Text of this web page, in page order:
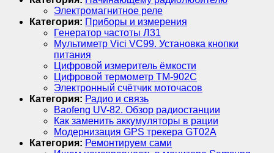
Электромагнитное реле
Категория: Приборы и измерения
Генератор частоты Л31
Мультиметр Vici VC99. Установка кнопки
питания
Цифровой измеритель ёмкости
Цифровой термометр ТМ-902С
Электронный счётчик моточасов
Категория: Радио и связь
Baofeng UV-82. Обзор радиостанции
Как заменить аккумуляторы в рации
Модернизация GPS трекера GT02A
Категория: Ремонтируем сами